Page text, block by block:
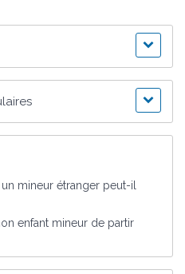
mineur étranger peut-il
enfant mineur de partir